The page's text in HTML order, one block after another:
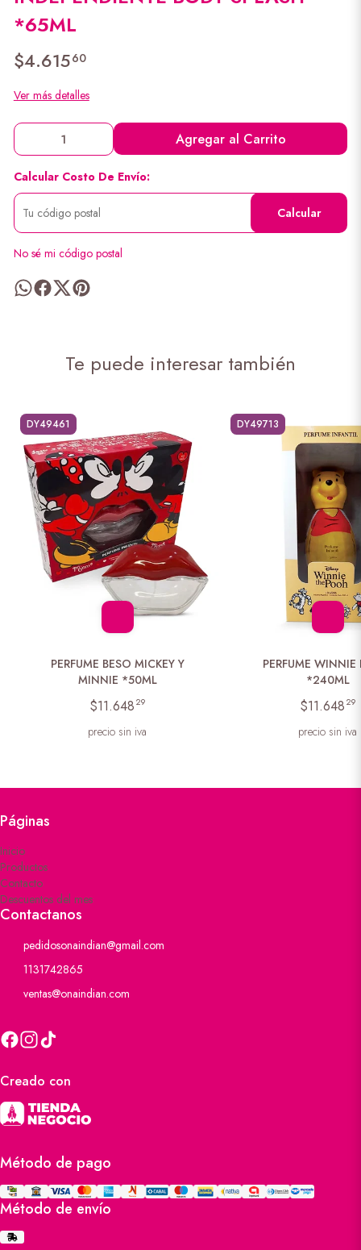
*65ML
$4.61560
Ver más detalles
Agregar al Carrito
Calcular Costo De Envío:
Calcular
No sé mi código postal
Te puede interesar también
DY49461
PERFUME BESO MICKEY Y
MINNIE *50ML
$11.648 29
precio sin iva
DY49713
PERFUME
*240ML
$11.648 29
precio sin iva
Páginas
Inicio
Productos
Contacto
Descuentos del mes
Contactanos
pedidosonaindian@gmail.com
1131742865
ventas@onaindian.com
Creado con
Método de pago
Método de envío